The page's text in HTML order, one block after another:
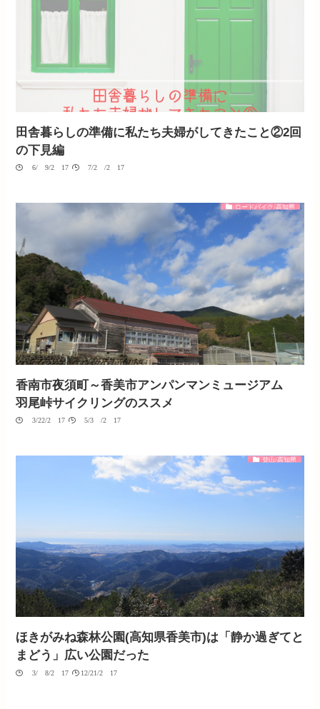
田舎暮らしの準備に私たち夫婦がしてきたこと②2回
の下見編
06/09/2017 07/20/2017
ロードバイク/高知県
香南市夜須町～香美市アンパンマンミュージアム
羽尾峠サイクリングのススメ
03/22/2017 05/30/2017
登山/高知県
ほきがみね森林公園(高知県香美市)は「静か過ぎてと
まどう」広い公園だった
03/08/2017 12/21/2017